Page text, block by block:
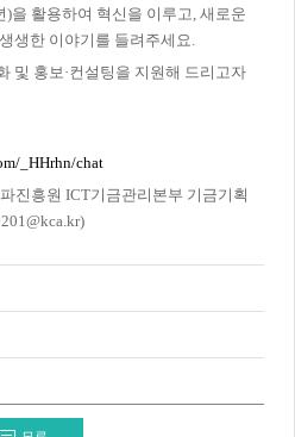
을 활용하여 혁신을 이루고, 새로운
생한 이야기를 들려주세요.
및 홍보·컨설팅을 지원해 드리고자
_HHrhn/chat
진흥원 ICT기금관리본부 기금기획